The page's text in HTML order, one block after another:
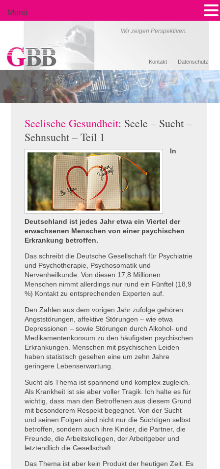
Wir zeigen Perspektiven.
Kontakt Datenschutz
Seelische Gesundheit: Seele – Sucht –
Sehnsucht – Teil 1
In
Deutschland ist jedes Jahr etwa ein Viertel der
erwachsenen Menschen von einer psychischen
Erkrankung betroffen.
Das schreibt die Deutsche Gesellschaft für Psychiatrie
und Psychotherapie, Psychosomatik und
Nervenheilkunde. Von diesen 17,8 Millionen
Menschen nimmt allerdings nur rund ein Fünftel (18,9
%) Kontakt zu entsprechenden Experten auf.
Den Zahlen aus dem vorigen Jahr zufolge gehören
Angststörungen, affektive Störungen – wie etwa
Depressionen – sowie Störungen durch Alkohol- und
Medikamentenkonsum zu den häufigsten psychischen
Erkrankungen. Menschen mit psychischen Leiden
haben statistisch gesehen eine um zehn Jahre
geringere Lebenserwartung.
Sucht als Thema ist spannend und komplex zugleich.
Als Krankheit ist sie aber voller Tragik. Ich halte es für
wichtig, dass man den Betroffenen aus diesem Grund
mit besonderem Respekt begegnet. Von der Sucht
und seinen Folgen sind nicht nur die Süchtigen selbst
betroffen, sondern auch ihre Kinder, die Partner, die
Freunde, die Arbeitskollegen, der Arbeitgeber und
letztendlich die Gesellschaft.
Das Thema ist aber kein Produkt der heutigen Zeit. Es
Menü